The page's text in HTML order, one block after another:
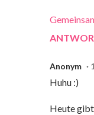
Anonym
Huhu :)
Heute